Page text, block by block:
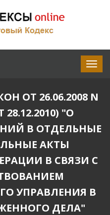
ОТ 26.06.2008 N
"О
В ОТДЕЛЬНЫЕ
АКТЫ
В СВЯЗИ С
УПРАВЛЕНИЯ В
ДЕЛА"